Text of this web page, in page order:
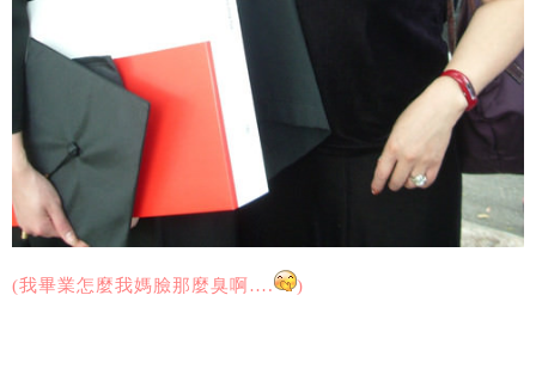
(我畢業怎麼我媽臉那麼臭啊…. )